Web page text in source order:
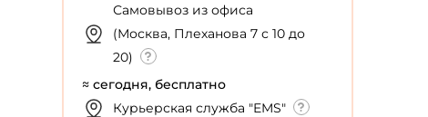
Самовывоз из офиса
(Москва, Плеханова 7 с 10 до
20)
≈ сегодня, бесплатно
Курьерская служба "EMS"